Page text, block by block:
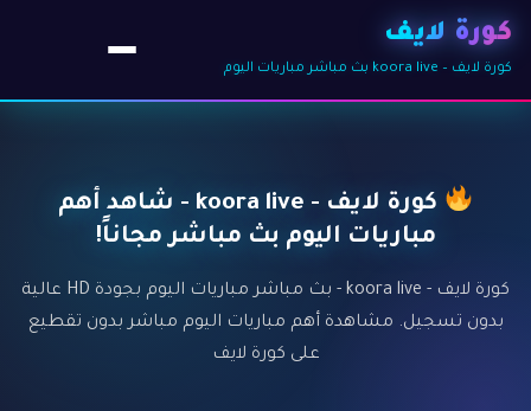
كورة لايف
كورة لايف – koora live بث مباشر مباريات اليوم
كورة لايف - koora live - شاهد أهم
مباريات اليوم بث مباشر مجاناً!
كورة لايف - koora live - بث مباشر مباريات اليوم بجودة HD عالية
بدون تسجيل. مشاهدة أهم مباريات اليوم مباشر بدون تقطيع
على كورة لايف